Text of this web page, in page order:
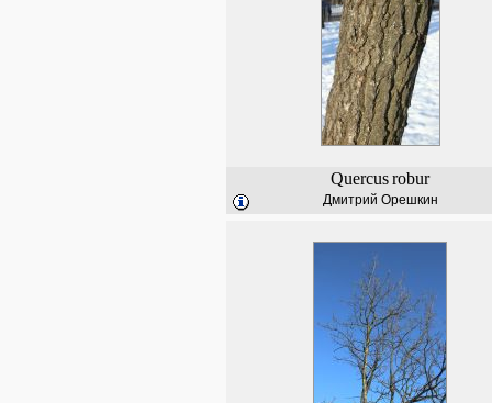
Quercusrobur
Дмитрий Орешкин